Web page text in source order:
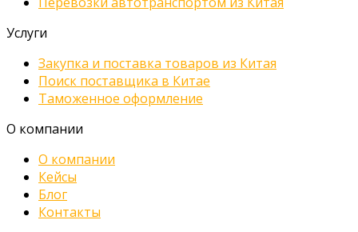
Услуги
Закупка и поставка товаров из Китая
Поиск поставщика в Китае
Таможенное оформление
О компании
О компании
Кейсы
Блог
Контакты